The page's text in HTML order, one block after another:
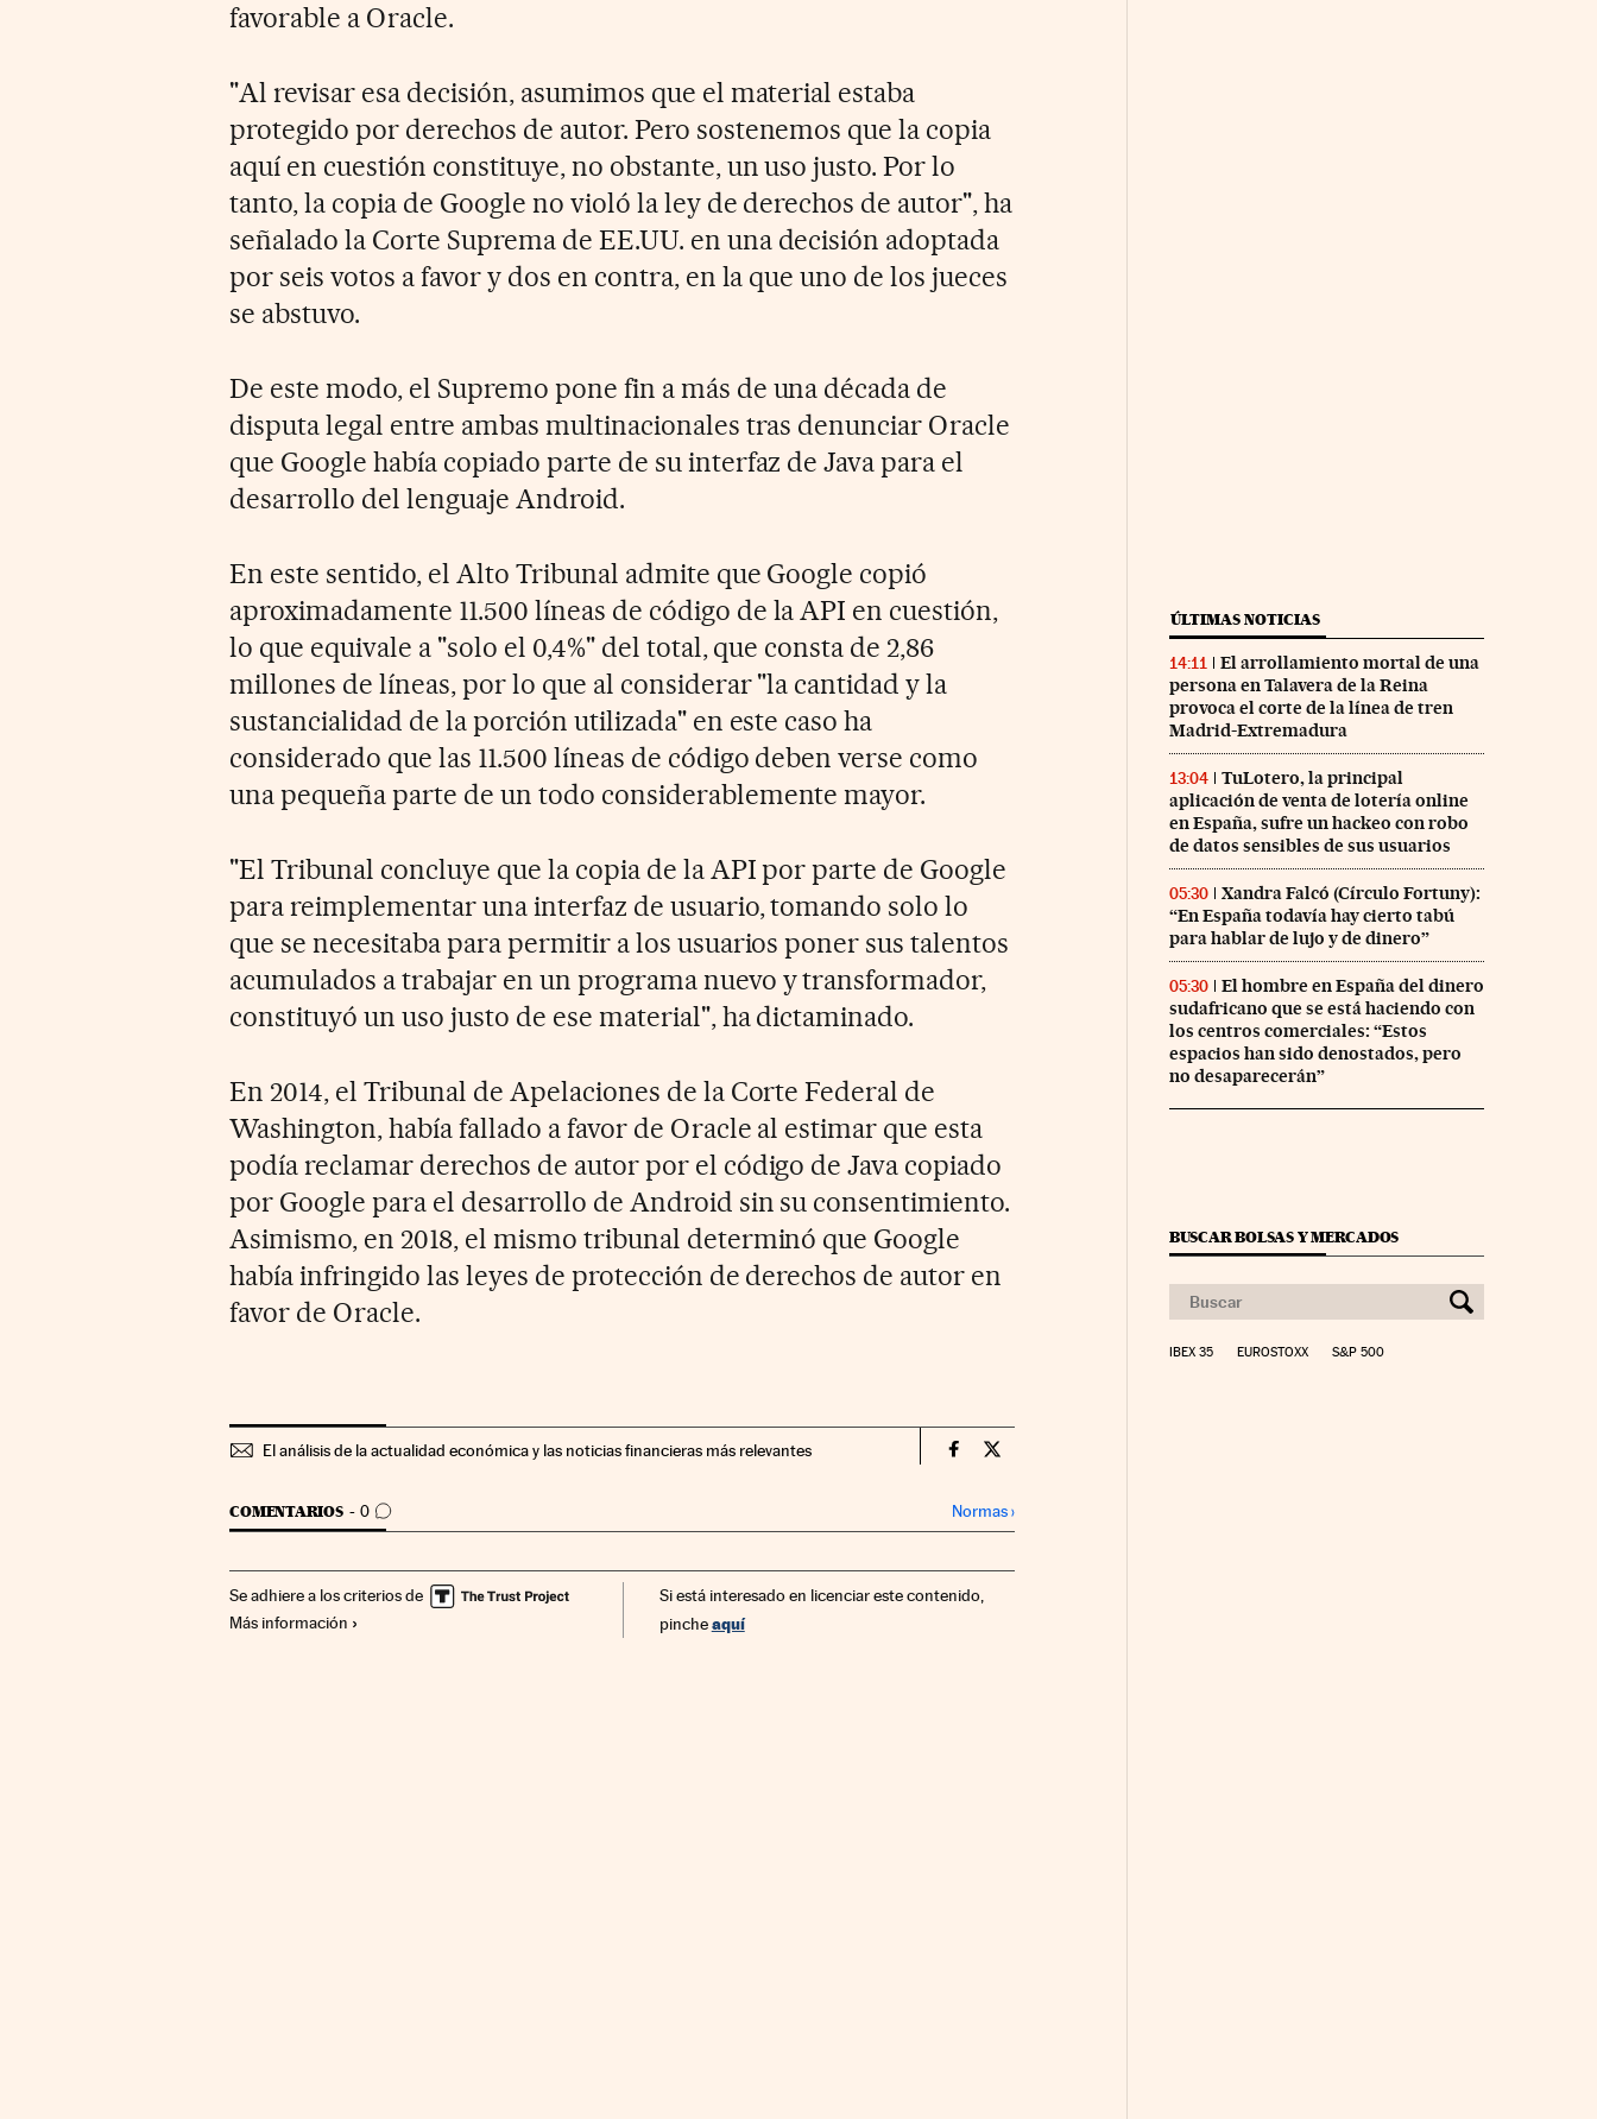
favorable a Oracle.
"Al revisar esa decisión, asumimos que el material estaba
protegido por derechos de autor. Pero sostenemos que la copia
aquí en cuestión constituye, no obstante, un uso justo. Por lo
tanto, la copia de Google no violó la ley de derechos de autor", ha
señalado la Corte Suprema de EE.UU. en una decisión adoptada
por seis votos a favor y dos en contra, en la que uno de los jueces
se abstuvo.
De este modo, el Supremo pone fin a más de una década de
disputa legal entre ambas multinacionales tras denunciar Oracle
que Google había copiado parte de su interfaz de Java para el
desarrollo del lenguaje Android.
En este sentido, el Alto Tribunal admite que Google copió
aproximadamente 11.500 líneas de código de la API en cuestión,
lo que equivale a "solo el 0,4%" del total, que consta de 2,86
millones de líneas, por lo que al considerar "la cantidad y la
sustancialidad de la porción utilizada" en este caso ha
considerado que las 11.500 líneas de código deben verse como
una pequeña parte de un todo considerablemente mayor.
"El Tribunal concluye que la copia de la API por parte de Google
para reimplementar una interfaz de usuario, tomando solo lo
que se necesitaba para permitir a los usuarios poner sus talentos
acumulados a trabajar en un programa nuevo y transformador,
constituyó un uso justo de ese material", ha dictaminado.
En 2014, el Tribunal de Apelaciones de la Corte Federal de
Washington, había fallado a favor de Oracle al estimar que esta
podía reclamar derechos de autor por el código de Java copiado
por Google para el desarrollo de Android sin su consentimiento.
Asimismo, en 2018, el mismo tribunal determinó que Google
había infringido las leyes de protección de derechos de autor en
favor de Oracle.
El análisis de la actualidad económica y las noticias financieras más relevantes Companias Cinco Días en Facebook
Companias Cinco Días en Twitter
COMENTARIOS 0
IR A LOS COMENTARIOS Normas›
Se adhiere a los criterios de
Más información
Si está interesado en licenciar este contenido,
pincheaquí
ÚLTIMAS NOTICIAS
14:11
El arrollamiento mortal de una
persona en Talavera de la Reina
provoca el corte de la línea de tren
Madrid-Extremadura
13:04
TuLotero, la principal
aplicación de venta de lotería online
en España, sufre un hackeo con robo
de datos sensibles de sus usuarios
05:30
Xandra Falcó (Círculo Fortuny):
“En España todavía hay cierto tabú
para hablar de lujo y de dinero”
05:30
El hombre en España del dinero
sudafricano que se está haciendo con
los centros comerciales: “Estos
espacios han sido denostados, pero
no desaparecerán”
BUSCAR BOLSAS Y MERCADOS
IBEX 35 EUROSTOXX S&P 500